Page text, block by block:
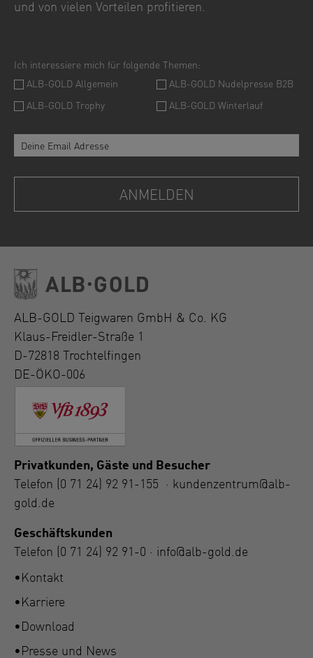
und von vielen Vorteilen profitieren.
ALB-GOLD Teigwaren GmbH & Co. KG
Klaus-Freidler-Straße 1
D-72818 Trochtelfingen
DE-ÖKO-006
Privatkunden, Gäste und Besucher
Telefon
(0 71 24) 92 91-155 · kundenzentrum@alb-
gold.de
Geschäftskunden
Telefon
(0 71 24) 92 91-0 · info@alb-gold.de
Kontakt
Karriere
Download
Presse und News